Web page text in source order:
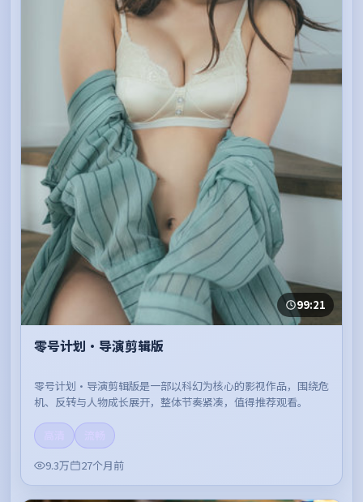
99:21
零号计划·导演剪辑版
零号计划·导演剪辑版是一部以科幻为核心的影视作品，围绕危
机、反转与人物成长展开，整体节奏紧凑，值得推荐观看。
9.3万
27个月前